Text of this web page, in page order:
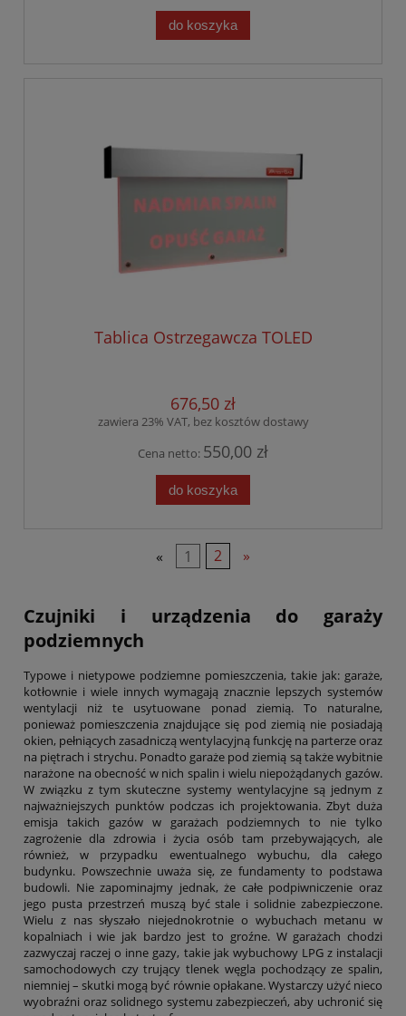
do koszyka
Tablica Ostrzegawcza TOLED
676,50 zł
zawiera 23% VAT, bez kosztów dostawy
Cena netto: 550,00 zł
do koszyka
« 1 2 »
Czujniki i urządzenia do garaży
podziemnych
Typowe i nietypowe podziemne pomieszczenia, takie jak: garaże,
kotłownie i wiele innych wymagają znacznie lepszych systemów
wentylacji niż te usytuowane ponad ziemią. To naturalne,
ponieważ pomieszczenia znajdujące się pod ziemią nie posiadają
okien, pełniących zasadniczą wentylacyjną funkcję na parterze oraz
na piętrach i strychu. Ponadto garaże pod ziemią są także wybitnie
narażone na obecność w nich spalin i wielu niepożądanych gazów.
W związku z tym skuteczne systemy wentylacyjne są jednym z
najważniejszych punktów podczas ich projektowania. Zbyt duża
emisja takich gazów w garażach podziemnych to nie tylko
zagrożenie dla zdrowia i życia osób tam przebywających, ale
również, w przypadku ewentualnego wybuchu, dla całego
budynku. Powszechnie uważa się, ze fundamenty to podstawa
budowli. Nie zapominajmy jednak, że całe podpiwniczenie oraz
jego pusta przestrzeń muszą być stale i solidnie zabezpieczone.
Wielu z nas słyszało niejednokrotnie o wybuchach metanu w
kopalniach i wie jak bardzo jest to groźne. W garażach chodzi
zazwyczaj raczej o inne gazy, takie jak wybuchowy LPG z instalacji
samochodowych czy trujący tlenek węgla pochodzący ze spalin,
niemniej – skutki mogą być równie opłakane. Wystarczy użyć nieco
wyobraźni oraz solidnego systemu zabezpieczeń, aby uchronić się